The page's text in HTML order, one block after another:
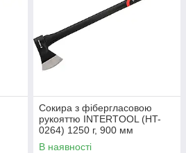
Сокира з фібергласовою
рукояттю INTERTOOL (HT-
0264) 1250 г, 900 мм
В наявності